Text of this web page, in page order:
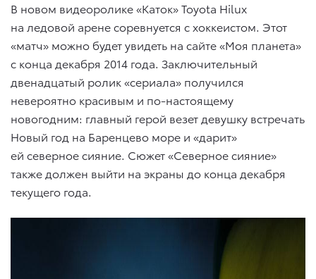
В новом видеоролике «Каток» Toyota Hilux
на ледовой арене соревнуется с хоккеистом. Этот
«матч» можно будет увидеть на сайте «Моя планета»
с конца декабря 2014 года. Заключительный
двенадцатый ролик «сериала» получился
невероятно красивым и по-настоящему
новогодним: главный герой везет девушку встречать
Новый год на Баренцево море и «дарит»
ей северное сияние. Сюжет «Северное сияние»
также должен выйти на экраны до конца декабря
текущего года.